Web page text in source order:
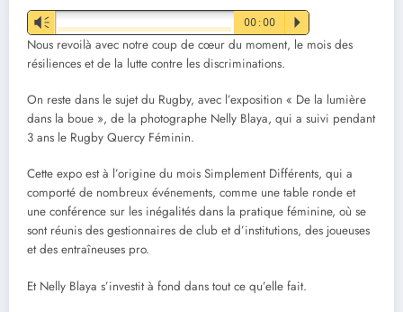
Vm 00:00 P
Nous revoilà avec notre coup de cœur du moment, le mois des
résiliences et de la lutte contre les discriminations.
On reste dans le sujet du Rugby, avec l’exposition « De la lumière
dans la boue », de la photographe Nelly Blaya, qui a suivi pendant
3 ans le Rugby Quercy Féminin.
Cette expo est à l’origine du mois Simplement Différents, qui a
comporté de nombreux événements, comme une table ronde et
une conférence sur les inégalités dans la pratique féminine, où se
sont réunis des gestionnaires de club et d’institutions, des joueuses
et des entraîneuses pro.
Et Nelly Blaya s’investit à fond dans tout ce qu’elle fait.